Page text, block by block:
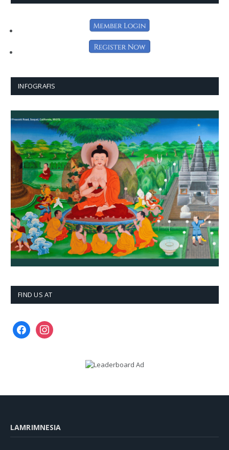
INFOGRAFIS
FIND US AT
facebookinstagram
LAMRIMNESIA